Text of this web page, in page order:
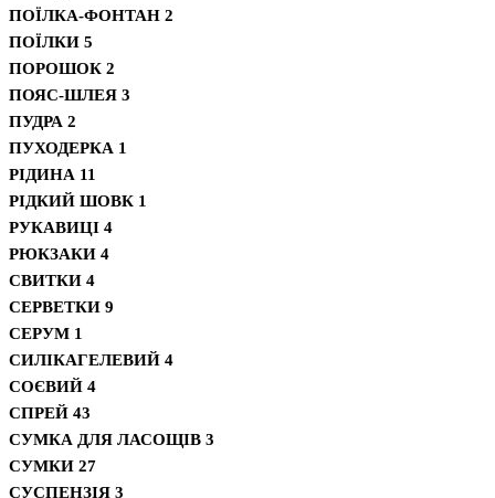
ПОЇЛКА-ФОНТАН 2
ПОЇЛКИ 5
ПОРОШОК 2
ПОЯС-ШЛЕЯ 3
ПУДРА 2
ПУХОДЕРКА 1
РІДИНА 11
РІДКИЙ ШОВК 1
РУКАВИЦІ 4
РЮКЗАКИ 4
СВИТКИ 4
СЕРВЕТКИ 9
СЕРУМ 1
СИЛІКАГЕЛЕВИЙ 4
СОЄВИЙ 4
СПРЕЙ 43
СУМКА ДЛЯ ЛАСОЩІВ 3
СУМКИ 27
СУСПЕНЗІЯ 3